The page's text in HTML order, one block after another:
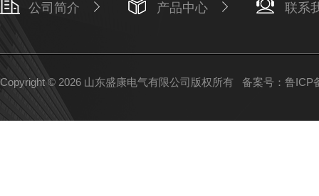
公司简介 产品中心 联系
Copyright © 2026 山东盛康电气有限公司版权所有 备案号：鲁ICP